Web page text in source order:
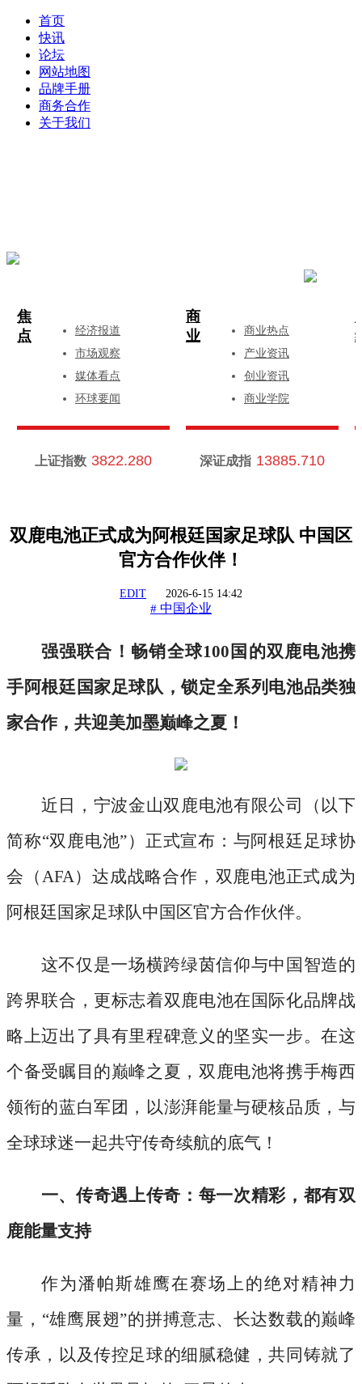
首页
快讯
论坛
网站地图
品牌手册
商务合作
关于我们
焦
点
经济报道
市场观察
媒体看点
环球要闻
商
业
商业热点
产业资讯
创业资讯
商业学院
上证指数 3822.280 深证成指 13885.710
双鹿电池正式成为阿根廷国家足球队 中国区
官方合作伙伴！
EDIT 2026-6-15 14:42
# 中国企业
强强联合！畅销全球100国的双鹿电池携
手阿根廷国家足球队，锁定全系列电池品类独
家合作，共迎美加墨巅峰之夏！
近日，宁波金山双鹿电池有限公司（以下
简称“双鹿电池”）正式宣布：与阿根廷足球协
会（AFA）达成战略合作，双鹿电池正式成为
阿根廷国家足球队中国区官方合作伙伴。
这不仅是一场横跨绿茵信仰与中国智造的
跨界联合，更标志着双鹿电池在国际化品牌战
略上迈出了具有里程碑意义的坚实一步。在这
个备受瞩目的巅峰之夏，双鹿电池将携手梅西
领衔的蓝白军团，以澎湃能量与硬核品质，与
全球球迷一起共守传奇续航的底气！
一、传奇遇上传奇：每一次精彩，都有双
鹿能量支持
作为潘帕斯雄鹰在赛场上的绝对精神力
量， “雄鹰展翅”的拼搏意志、长达数载的巅峰
传承，以及传控足球的细腻稳健，共同铸就了